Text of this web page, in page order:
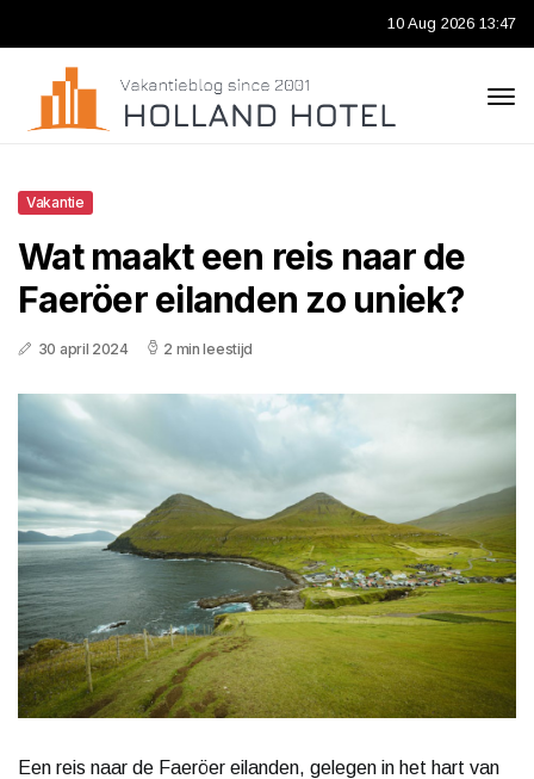
10 Aug 2026 13:47
Vakantie
Wat maakt een reis naar de
Faeröer eilanden zo uniek?
30 april 2024 2 min leestijd
Een reis naar de Faeröer eilanden, gelegen in het hart van